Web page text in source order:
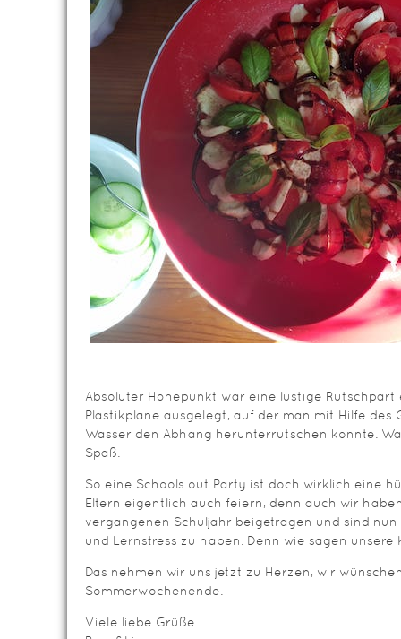
Absoluter Höhepunkt war eine lustige
Plastikplane ausgelegt, auf der man mit Hilfe des
Wasser den Abhang herunterrutschen konnte.
Spaß.
So eine Schools out Party ist doch wirklich eine
Eltern eigentlich auch feiern, denn auch wir
vergangenen Schuljahr beigetragen und sind
und Lernstress zu haben. Denn wie sagen unsere
Das nehmen wir uns jetzt zu Herzen, wir
Sommerwochenende.
Viele liebe Grüße.